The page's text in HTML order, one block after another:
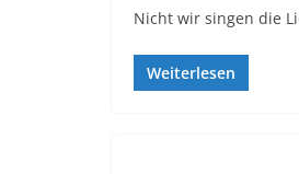
Nicht wir singen die
Weiterlesen